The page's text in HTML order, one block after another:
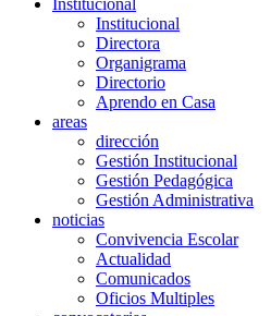
Institucional
Directora
Organigrama
Directorio
Aprendo en Casa
areas
dirección
Gestión Institucional
Gestión Pedagógica
Gestión Administrativa
noticias
Convivencia Escolar
Actualidad
Comunicados
Oficios Multiples